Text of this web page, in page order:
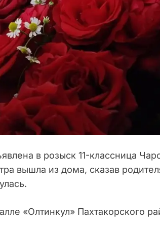
в розыск 11-классница
вышла из дома, сказав
«Олтинкул» Пахтакорского